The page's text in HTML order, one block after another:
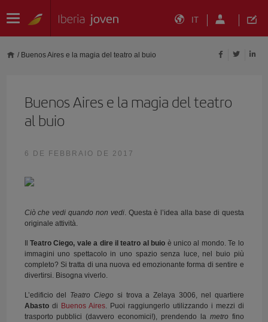
IT
/ Buenos Aires e la magia del teatro al buio
Buenos Aires e la magia del teatro
al buio
6 DE FEBBRAIO DE 2017
Ciò che vedi quando non vedi. Questa è l’idea alla base di questa
originale attività.
Teatro Ciego, vale a dire il teatro al buio è unico al mondo. Te lo
immagini uno spettacolo in uno spazio senza luce, nel buio più
completo? Si tratta di una nuova ed emozionante forma di sentire e
divertirsi. Bisogna viverlo.
L’edificio del Teatro Ciegosi trova a Zelaya 3006, nel quartiere
Abastodi Buenos Aires. Puoi raggiungerlo utilizzando i mezzi di
trasporto pubblici (davvero economici!), prendendo la metro fino